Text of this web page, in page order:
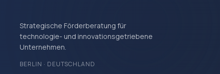
Strategische Förderberatung für
technologie- und innovationsgetriebene
Unternehmen.
BERLIN · DEUTSCHLAND